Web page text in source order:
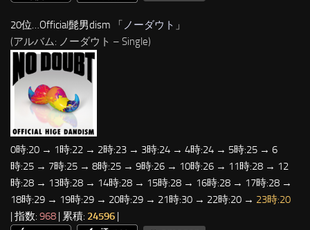
20位…Official髭男dism 「 ノーダウト 」
(アルバム: ノーダウト – Single)
0時:20 → 1時:22 → 2時:23 → 3時:24 → 4時:24 → 5時:25 → 6
時:25 → 7時:25 → 8時:25 → 9時:26 → 10時:26 → 11時:28 → 12
時:28 → 13時:28 → 14時:28 → 15時:28 → 16時:28 → 17時:28 →
18時:29 → 19時:29 → 20時:29 → 21時:30 → 22時:20 → 23時:20
| 指数: 968 | 累積: 24596 |